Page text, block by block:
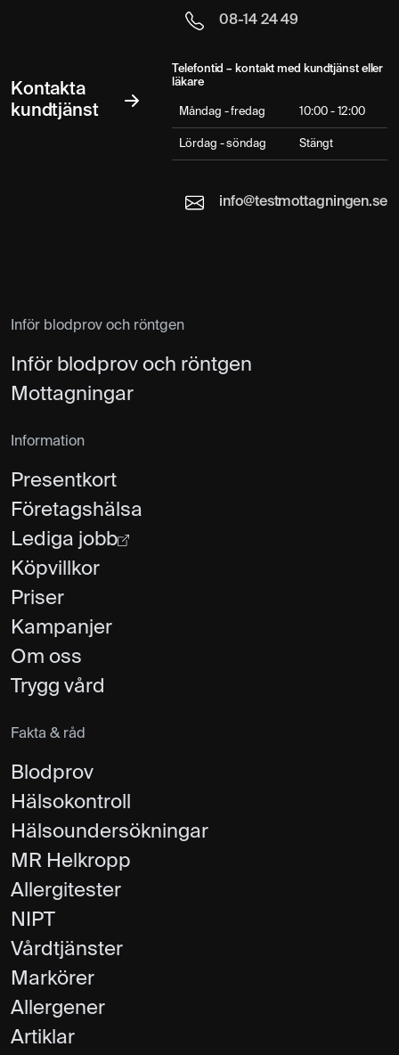
Kontakta
kundtjänst
08-14 24 49
Telefontid – kontakt med kundtjänst eller
läkare
Måndag - fredag 10:00 - 12:00
Lördag - söndag Stängt
info@testmottagningen.se
Inför blodprov och röntgen
Inför blodprov och röntgen
Mottagningar
Information
Presentkort
Företagshälsa
Lediga jobb
Köpvillkor
Priser
Kampanjer
Om oss
Trygg vård
Fakta & råd
Blodprov
Hälsokontroll
Hälsoundersökningar
MR Helkropp
Allergitester
NIPT
Vårdtjänster
Markörer
Allergener
Artiklar